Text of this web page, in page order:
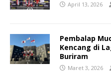
April 13, 2026
Pembalap
Kencang di
Buriram
Maret 3, 2026